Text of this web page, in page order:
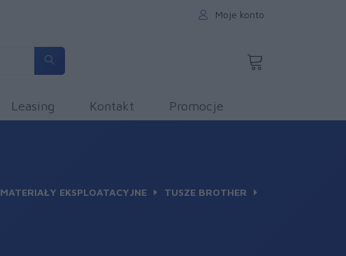
Moje konto
Leasing Kontakt Promocje
MATERIAŁY EKSPLOATACYJNE TUSZE BROTHER